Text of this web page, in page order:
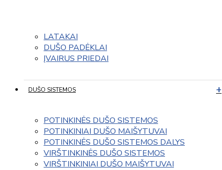
LATAKAI
DUŠO PADĖKLAI
ĮVAIRUS PRIEDAI
DUŠO SISTEMOS
POTINKINĖS DUŠO SISTEMOS
POTINKINIAI DUŠO MAIŠYTUVAI
POTINKINĖS DUŠO SISTEMOS DALYS
VIRŠTINKINĖS DUŠO SISTEMOS
VIRŠTINKINIAI DUŠO MAIŠYTUVAI